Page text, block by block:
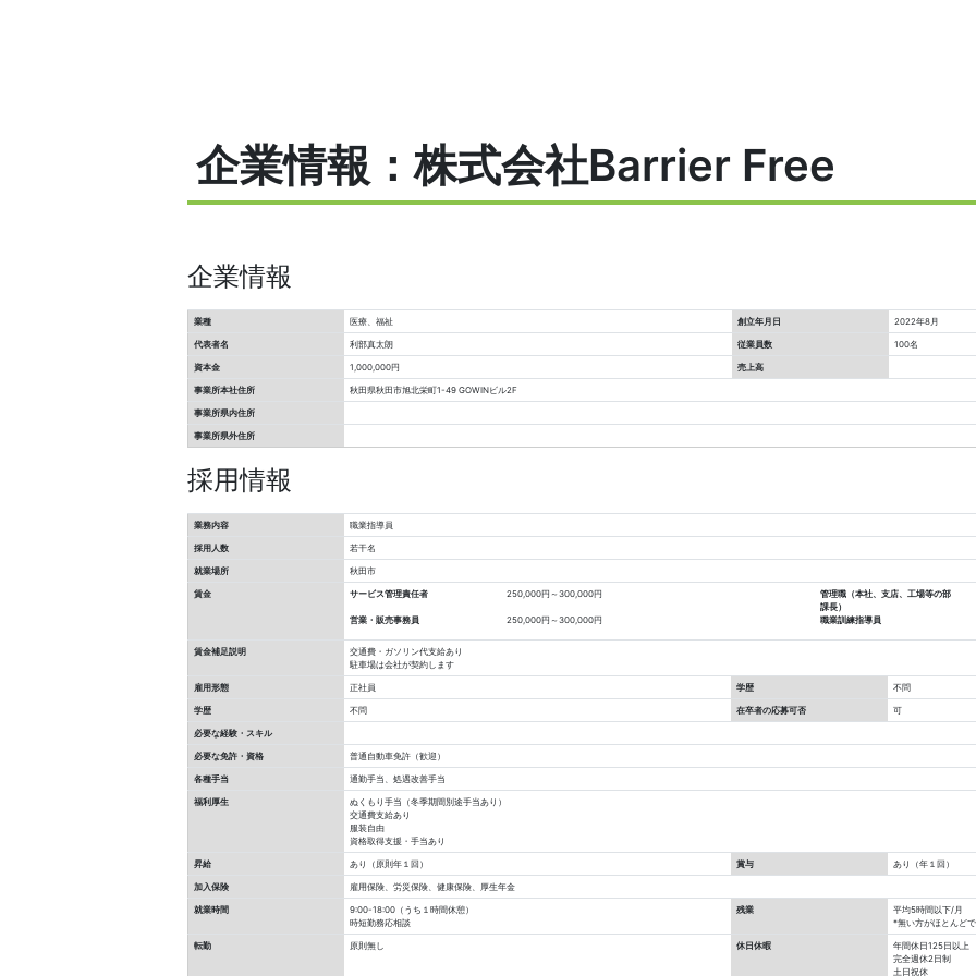
企業情報：株式会社Barrier Free
企業情報
業種 医療、福祉 創立年月日 2022年8月
代表者名 利部真太朗 従業員数 100名
資本金 1,000,000円 売上高
事業所本社住所 秋田県秋田市旭北栄町1-49 GOWINビル2F
事業所県内住所
事業所県外住所
採用情報
業務内容 職業指導員
採用人数 若干名
就業場所 秋田市
賃金 サービス管理責任者 250,000円～300,000円
管理職（本社、支店、工場等の部
課長）
営業・販売事務員 250,000円～300,000円 職業訓練指導員
賃金補足説明
交通費・ガソリン代支給あり
駐車場は会社が契約します
雇用形態 正社員 学歴 不問
学歴 不問 在卒者の応募可否 可
必要な経験・スキル
必要な免許・資格 普通自動車免許（歓迎）
各種手当 通勤手当、処遇改善手当
福利厚生
ぬくもり手当（冬季期間別途手当あり）
交通費支給あり
服装自由
資格取得支援・手当あり
昇給 あり（原則年１回） 賞与 あり（年１回）
加入保険 雇用保険、労災保険、健康保険、厚生年金
就業時間
9:00-18:00（うち１時間休憩）
時短勤務応相談
残業
平均5時間以下/月
*無い方がほとんど
転勤 原則無し 休日休暇
年間休日125日以上
完全週休2日制
土日祝休